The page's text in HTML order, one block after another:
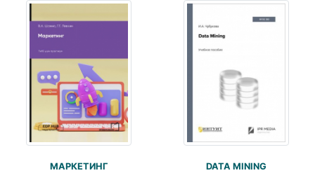
МАРКЕТИНГ DATA MINING